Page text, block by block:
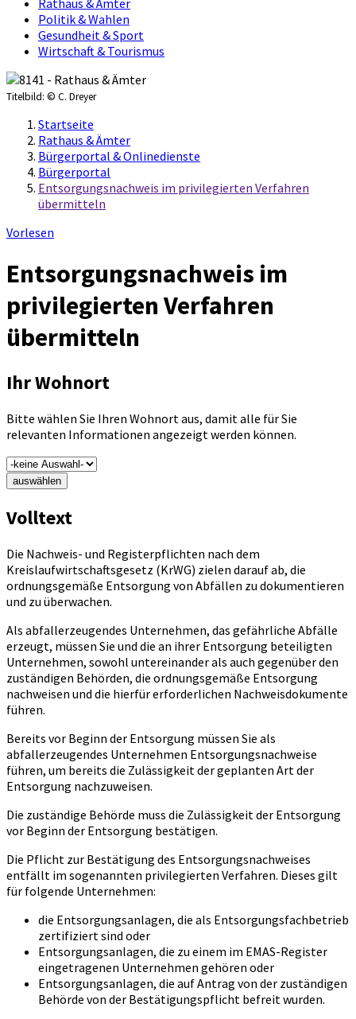
Rathaus & Ämter
Politik & Wahlen
Gesundheit & Sport
Wirtschaft & Tourismus
Titelbild: © C. Dreyer
Startseite
Rathaus & Ämter
Bürgerportal & Onlinedienste
Bürgerportal
Entsorgungsnachweis im privilegierten Verfahren
übermitteln
Vorlesen
Entsorgungsnachweis im
privilegierten Verfahren
übermitteln
Ihr Wohnort
Bitte wählen Sie Ihren Wohnort aus, damit alle für Sie
relevanten Informationen angezeigt werden können.
auswählen
Volltext
Die Nachweis- und Registerpflichten nach dem
Kreislaufwirtschaftsgesetz (KrWG) zielen darauf ab, die
ordnungsgemäße Entsorgung von Abfällen zu dokumentieren
und zu überwachen.
Als abfallerzeugendes Unternehmen, das gefährliche Abfälle
erzeugt, müssen Sie und die an ihrer Entsorgung beteiligten
Unternehmen, sowohl untereinander als auch gegenüber den
zuständigen Behörden, die ordnungsgemäße Entsorgung
nachweisen und die hierfür erforderlichen Nachweisdokumente
führen.
Bereits vor Beginn der Entsorgung müssen Sie als
abfallerzeugendes Unternehmen Entsorgungsnachweise
führen, um bereits die Zulässigkeit der geplanten Art der
Entsorgung nachzuweisen.
Die zuständige Behörde muss die Zulässigkeit der Entsorgung
vor Beginn der Entsorgung bestätigen.
Die Pflicht zur Bestätigung des Entsorgungsnachweises
entfällt im sogenannten privilegierten Verfahren. Dieses gilt
für folgende Unternehmen:
die Entsorgungsanlagen, die als Entsorgungsfachbetrieb
zertifiziert sind oder
Entsorgungsanlagen, die zu einem im EMAS-Register
eingetragenen Unternehmen gehören oder
Entsorgungsanlagen, die auf Antrag von der zuständigen
Behörde von der Bestätigungspflicht befreit wurden.